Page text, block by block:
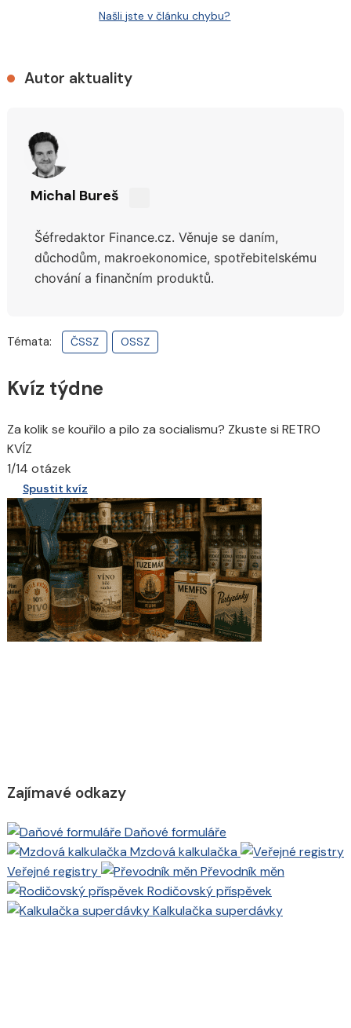
Našli jste v článku chybu?
Autor aktuality
Michal Bureš
síti
X
Šéfredaktor Finance.cz. Věnuje se daním,
důchodům, makroekonomice, spotřebitelskému
chování a finančním produktů.
Témata: ČSSZ OSSZ
Kvíz týdne
Za kolik se kouřilo a pilo za socialismu? Zkuste si RETRO
KVÍZ
1/14 otázek
Spustit kvíz
Zajímavé odkazy
Daňové formuláře
Mzdová kalkulačka
Veřejné registry
Převodník měn
Rodičovský příspěvek
Kalkulačka superdávky